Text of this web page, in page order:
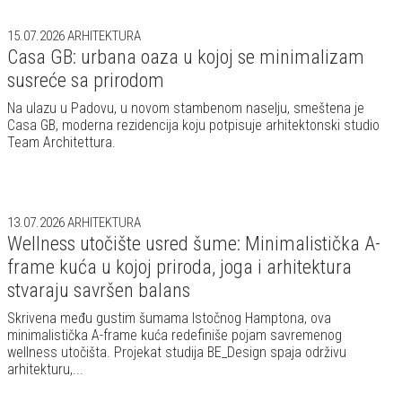
15.07.2026ARHITEKTURA
Casa GB: urbana oaza u kojoj se minimalizam
susreće sa prirodom
Na ulazu u Padovu, u novom stambenom naselju, smeštena je
Casa GB, moderna rezidencija koju potpisuje arhitektonski studio
Team Architettura.
13.07.2026ARHITEKTURA
Wellness utočište usred šume: Minimalistička A-
frame kuća u kojoj priroda, joga i arhitektura
stvaraju savršen balans
Skrivena među gustim šumama Istočnog Hamptona, ova
minimalistička A-frame kuća redefiniše pojam savremenog
wellness utočišta. Projekat studija BE_Design spaja održivu
arhitekturu,...